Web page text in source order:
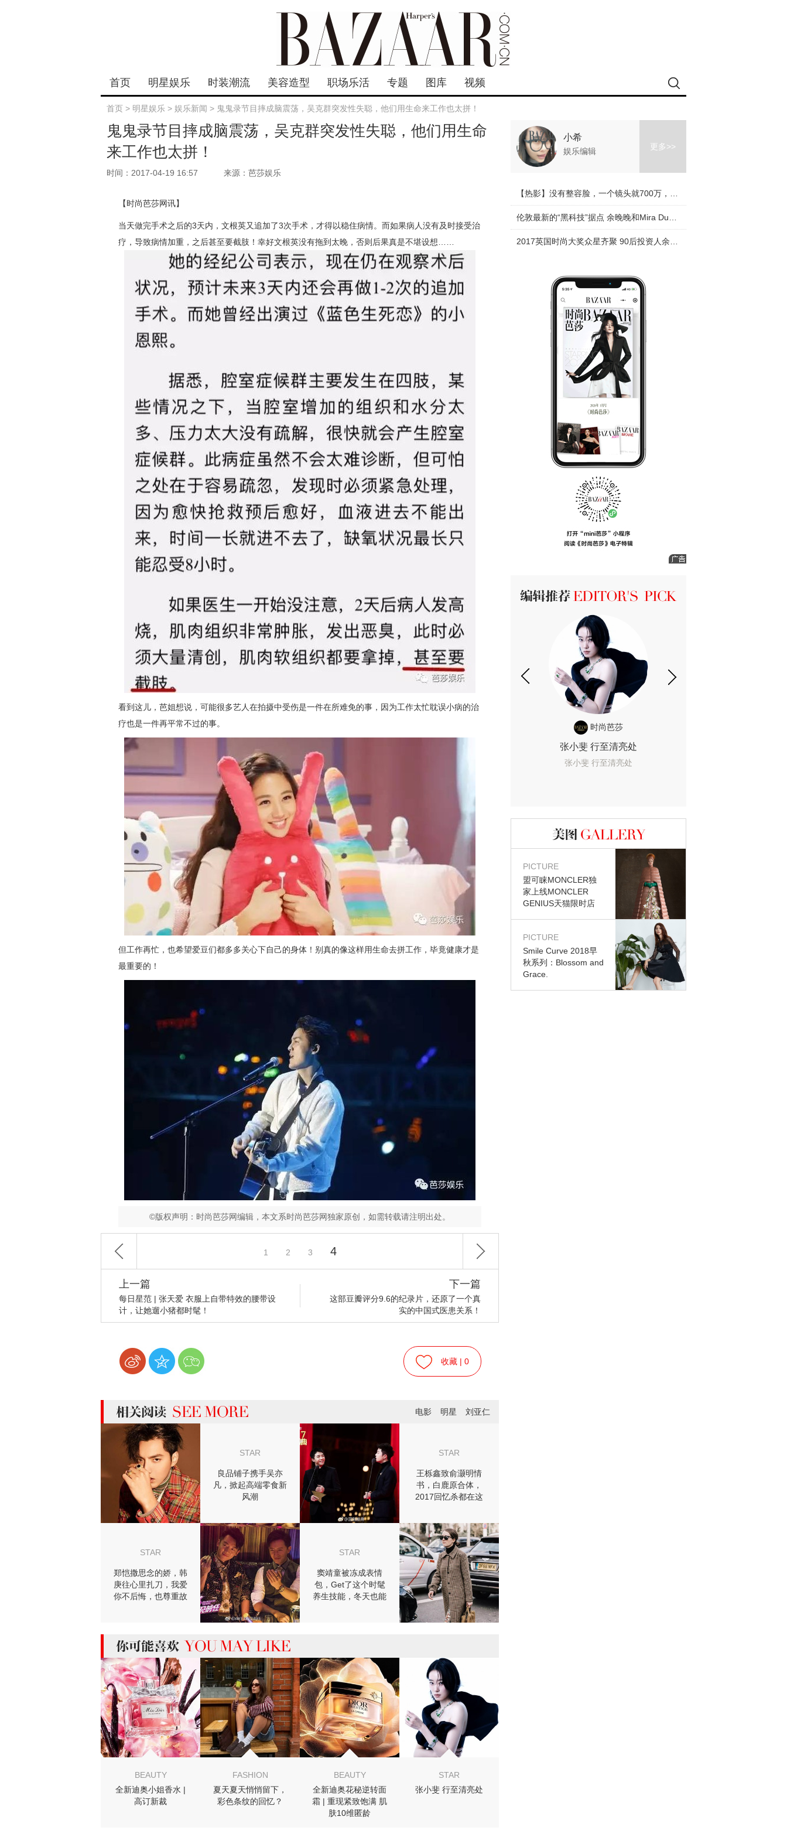
首页 明星娱乐 时装潮流 美容造型 职场乐活 专题 图库 视频
首页 > 明星娱乐 > 娱乐新闻 > 鬼鬼录节目摔成脑震荡，吴克群突发性失聪，他们用生命来工作也太拼！
鬼鬼录节目摔成脑震荡，吴克群突发性失聪，他们用生命
来工作也太拼！
时间：2017-04-19 16:57 来源：芭莎娱乐
【时尚芭莎网讯】
当天做完手术之后的3天内，文根英又追加了3次手术，才得以稳住病情。 而如果病人没有及时接受治
疗，导致病情加重，之后甚至要截肢！ 幸好文根英没有拖到太晚，否则后果真是不堪设想……
看到这儿，芭姐想说，可能很多艺人在拍摄中受伤是一件在所难免的事，因为工作太忙耽误小病的治
疗也是一件再平常不过的事。
但工作再忙，也希望爱豆们都多多关心下自己的身体！别真的像这样用生命去拼工作，毕竟健康才是
最重要的！
©版权声明：时尚芭莎网编辑，本文系时尚芭莎网独家原创，如需转载请注明出处。
1 2 3 4
上一篇
每日星范 | 张天爱 衣服上自带特效的腰带设
计，让她遛小猪都时髦！
下一篇
这部豆瓣评分9.6的纪录片，还原了一个真
实的中国式医患关系！
收藏 | 0
电影 明星 刘亚仁
STAR
良品铺子携手吴亦
凡，掀起高端零食新
风潮
STAR
王栎鑫致俞灏明情
书，白鹿原合体，
2017回忆杀都在这
STAR
郑恺撒思念的娇，韩
庚往心里扎刀，我爱
你不后悔，也尊重故
STAR
窦靖童被冻成表情
包，Get了这个时髦
养生技能，冬天也能
MIGHT LIKE 你可能喜欢
BEAUTY
全新迪奥小姐香水 |
高订新裁
FASHION
夏天夏天悄悄留下，
彩色条纹的回忆？
BEAUTY
全新迪奥花秘逆转面
霜 | 重现紧致饱满 肌
肤10维匿龄
STAR
张小斐 行至清亮处
小希
娱乐编辑 更多>>
时尚芭莎
张小斐 行至清亮处
张小斐 行至清亮处
图库
PICTURE
盟可睐MONCLER独
家上线MONCLER
GENIUS天猫限时店
PICTURE
Smile Curve 2018早
秋系列：Blossom and
Grace.